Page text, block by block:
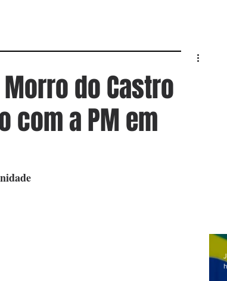
do Castro
com a PM em